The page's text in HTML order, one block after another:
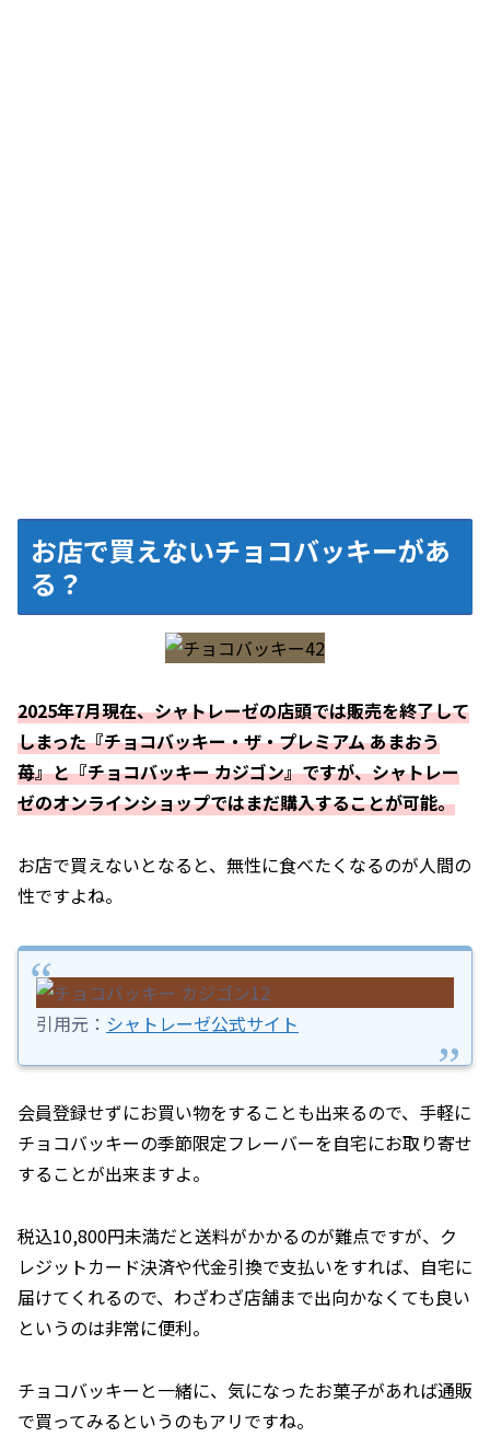
お店で買えないチョコバッキーがあ
る？
2025年7月現在、シャトレーゼの店頭では販売を終了して
しまった『チョコバッキー・ザ・プレミアム あまおう
苺』と『チョコバッキー カジゴン』ですが、シャトレー
ゼのオンラインショップではまだ購入することが可能。
お店で買えないとなると、無性に食べたくなるのが人間の
性ですよね。
引用元： シャトレーゼ公式サイト
会員登録せずにお買い物をすることも出来るので、手軽に
チョコバッキーの季節限定フレーバーを自宅にお取り寄せ
することが出来ますよ。
税込10,800円未満だと送料がかかるのが難点ですが、ク
レジットカード決済や代金引換で支払いをすれば、自宅に
届けてくれるので、わざわざ店舗まで出向かなくても良い
というのは非常に便利。
チョコバッキーと一緒に、気になったお菓子があれば通販
で買ってみるというのもアリですね。